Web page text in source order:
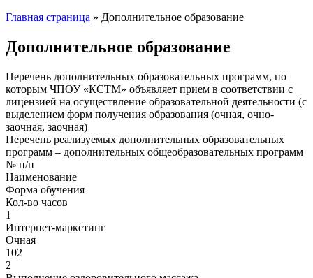
Главная страница » Дополнительное образование
Дополнительное образование
Перечень дополнительных образовательных программ, по
которым ЧПОУ «КСТМ» объявляет прием в соответствии с
лицензией на осуществление образовательной деятельности (с
выделением форм получения образования (очная, очно-
заочная, заочная)
Перечень реализуемых дополнительных образовательных
программ – дополнительных общеобразовательных программ
№ п/п
Наименование
Форма обучения
Кол-во часов
1
Интернет-маркетинг
Очная
102
2